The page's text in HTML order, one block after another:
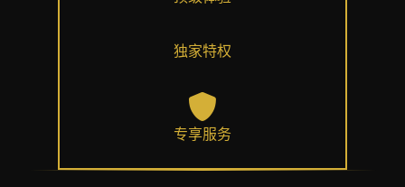
独家特权
专享服务